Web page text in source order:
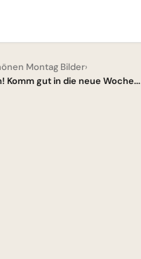
Montag Bilder›
Komm gut in die neue Woche...